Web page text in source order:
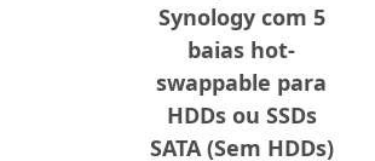
Synology com 5
baias hot-
swappable para
HDDs ou SSDs
SATA (Sem HDDs)